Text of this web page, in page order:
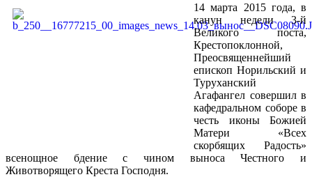
14 марта 2015 года, в
канун недели 3-й
Великого поста,
Крестопоклонной,
Преосвященнейший
епископ Норильский и
Туруханский
Агафангел совершил в
кафедральном соборе в
честь иконы Божией
Матери «Всех
скорбящих Радость»
всенощное бдение с чином выноса Честного и
Животворящего Креста Господня.